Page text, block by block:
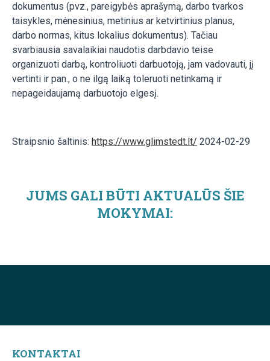
dokumentus (pvz., pareigybės aprašymą, darbo tvarkos
taisykles, mėnesinius, metinius ar ketvirtinius planus,
darbo normas, kitus lokalius dokumentus). Tačiau
svarbiausia savalaikiai naudotis darbdavio teise
organizuoti darbą, kontroliuoti darbuotoją, jam vadovauti, jį
vertinti ir pan., o ne ilgą laiką toleruoti netinkamą ir
nepageidaujamą darbuotojo elgesį.
Straipsnio šaltinis: https://www.glimstedt.lt/ 2024-02-29
JUMS GALI BŪTI AKTUALŪS ŠIE
MOKYMAI:
KONTAKTAI